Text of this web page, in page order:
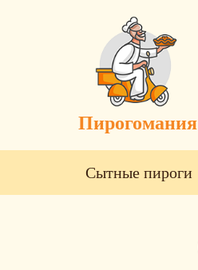
Пирогомания
Сытные пироги